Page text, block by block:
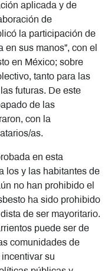
aplicada y de
de
la participación de
en sus manos”, con el
en México; sobre
tanto para las
futuras. De este
de las
con la
as.
en esta
los y las habitantes de
no han prohibido el
ha sido prohibido
de ser mayoritario.
puede ser de
comunidades de
su